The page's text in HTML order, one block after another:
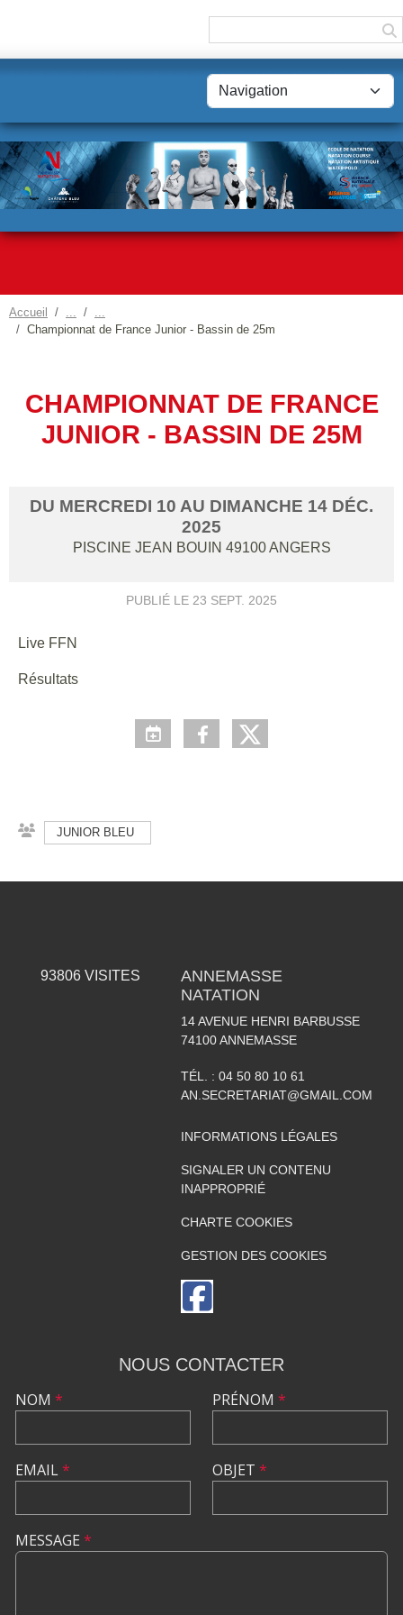
Accueil
Championnat de France Junior - Bassin de 25m
CHAMPIONNAT DE FRANCE
JUNIOR - BASSIN DE 25M
DU MERCREDI 10 AU DIMANCHE 14 DÉC.
2025
PISCINE JEAN BOUIN 49100 ANGERS
PUBLIÉ LE 23 SEPT. 2025
Live FFN
Résultats
JUNIOR BLEU
93806VISITES
ANNEMASSE
NATATION
14 AVENUE HENRI BARBUSSE
74100 ANNEMASSE
TÉL. : 04 50 80 10 61
AN.SECRETARIAT@GMAIL.COM
INFORMATIONS LÉGALES
SIGNALER UN CONTENU
INAPPROPRIÉ
CHARTE COOKIES
GESTION DES COOKIES
NOUS CONTACTER
NOM *
EMAIL*
PRÉNOM *
OBJET *
MESSAGE *